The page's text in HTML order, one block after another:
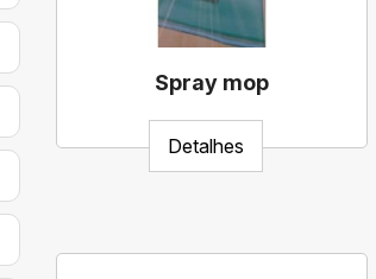
Spray mop
Detalhes